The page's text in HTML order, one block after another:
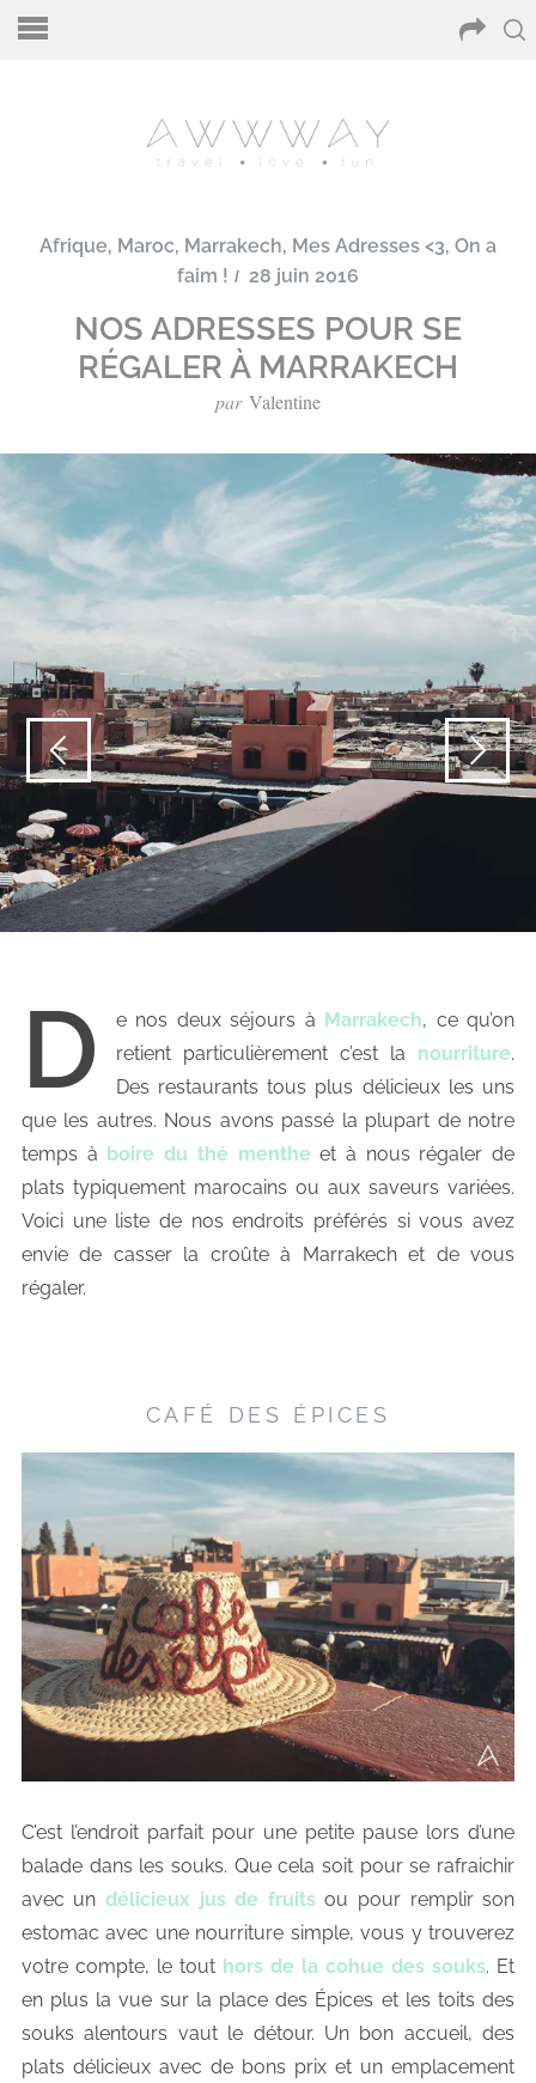
Afrique, Maroc, Marrakech, Mes Adresses <3, On a
faim !
28 juin 2016
NOS ADRESSES POUR SE
RÉGALER À MARRAKECH
par Valentine
D e nos deux séjours à Marrakech, ce qu’on
retient particulièrement c’est la nourriture.
Des restaurants tous plus délicieux les uns
que les autres. Nous avons passé la plupart de notre
temps à boire du thé menthe et à nous régaler de
plats typiquement marocains ou aux saveurs variées.
Voici une liste de nos endroits préférés si vous avez
envie de casser la croûte à Marrakech et de vous
régaler.
CAFÉ DES ÉPICES
C’est l’endroit parfait pour une petite pause lors d’une
balade dans les souks. Que cela soit pour se rafraichir
avec undélicieux jus de fruitsou pour remplir son
estomac avec une nourriture simple, vous y trouverez
votre compte, le tout hors de la cohue des souks. Et
en plus la vue sur la place des Épices et les toits des
souks alentours vaut le détour. Un bon accueil, des
plats délicieux avec de bons prix et un emplacement